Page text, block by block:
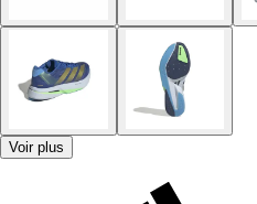
Voir plus